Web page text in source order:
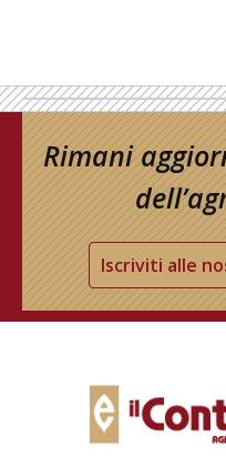
Rimani
Iscriviti alle